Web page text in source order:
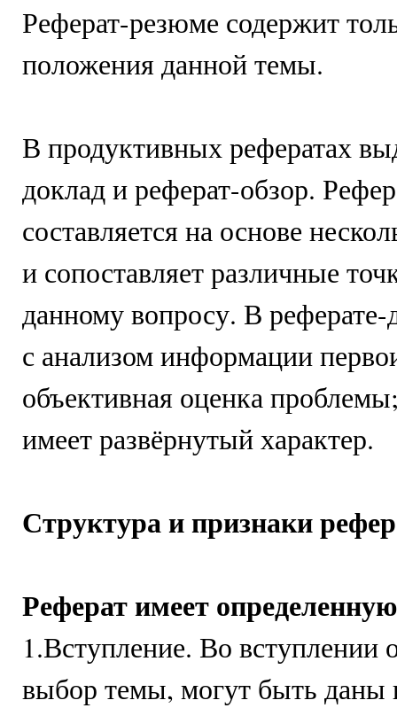
Реферат-резюме содержит
положения данной темы.
В продуктивных рефератах
доклад и реферат-обзор.
составляется на основе
и сопоставляет различные
данному вопросу. В реферате-
с анализом информации
объективная оценка
имеет развёрнутый характер.
Структура и признаки
Реферат имеет
1.Вступление. Во вступлении
выбор темы, могут быть даны